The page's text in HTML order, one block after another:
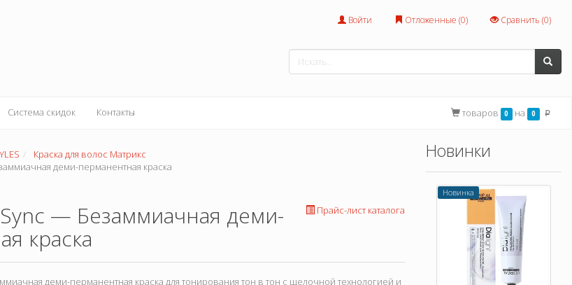
Войти Отложенные (0) Сравнить (0)
Система скидок Контакты товаров 0 на 0 p
Краска для волос Матрикс
деми-перманентная краска
Прайс-лист каталога
— Безаммиачная деми-
краска
деми-перманентная краска для тонирования тон в тон с щелочной технологией и
Новинки
Новинка